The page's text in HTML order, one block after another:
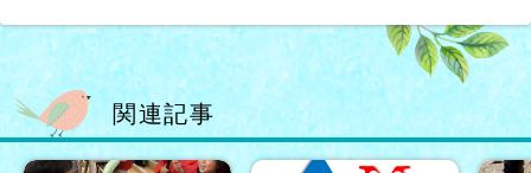
関連記事